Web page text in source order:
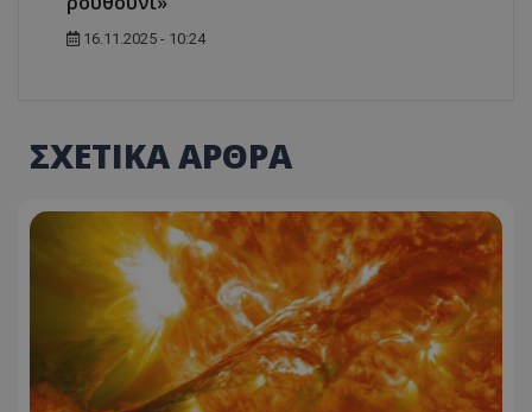
16.11.2025 - 10:24
ΣΧΕΤΙΚΑ ΑΡΘΡΑ